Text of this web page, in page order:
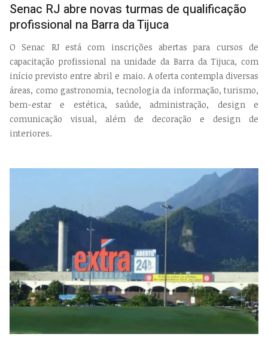
Senac RJ abre novas turmas de qualificação
profissional na Barra da Tijuca
O Senac RJ está com inscrições abertas para cursos de
capacitação profissional na unidade da Barra da Tijuca, com
início previsto entre abril e maio. A oferta contempla diversas
áreas, como gastronomia, tecnologia da informação, turismo,
bem-estar e estética, saúde, administração, design e
comunicação visual, além de decoração e design de
interiores.